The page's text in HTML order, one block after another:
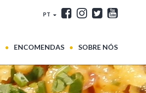
PT
ENCOMENDAS SOBRE NÓS